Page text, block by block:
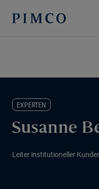
EXPERTEN
Susanne
Leiter institutioneller